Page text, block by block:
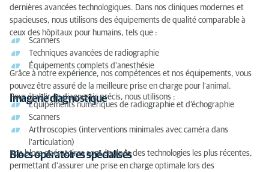
dernières avancées technologiques. Dans nos cliniques modernes et
spacieuses, nous utilisons des équipements de qualité comparable à
ceux des hôpitaux pour humains, tels que :
Scanners
Techniques avancées de radiographie
Équipements complets d'anesthésie
Grâce à notre expérience, nos compétences et nos équipements, vous
pouvez être assuré de la meilleure prise en charge pour l’animal.
Imagerie diagnostique
Pour établir un diagnostic précis, nous utilisons :
Équipements numériques de radiographie et d’échographie
Scanners
Arthroscopies (interventions minimales avec caméra dans
l’articulation)
Blocs opératoires spécialisés
Nos blocs opératoires sont équipés des technologies les plus récentes,
permettant d'assurer une prise en charge optimale lors des